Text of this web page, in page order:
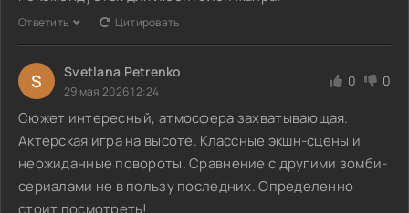
Ответить Цитировать
S Svetlana Petrenko
29 мая 2026 12:24
0 0
Сюжет интересный, атмосфера захватывающая.
Актерская игра на высоте. Классные экшн-сцены и
неожиданные повороты. Сравнение с другими зомби-
сериалами не в пользу последних. Определенно
стоит посмотреть!